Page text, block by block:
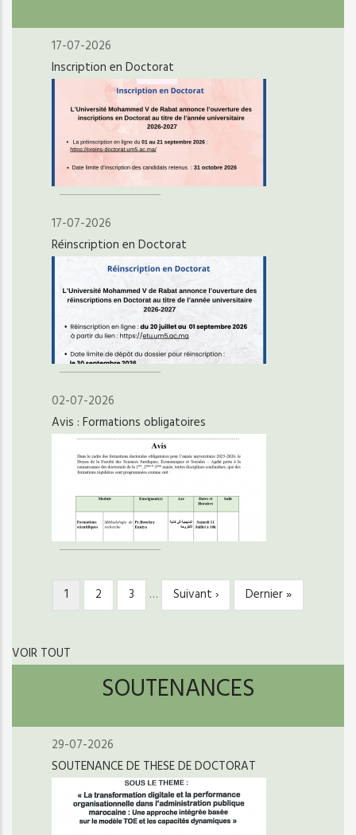
17-07-2026
Inscription en Doctorat
17-07-2026
Réinscription en Doctorat
02-07-2026
Avis : Formations obligatoires
PAGINATION
Page
courante
1 Page
2 Page
3 …
Page
suivante
Suivant ›
Dernière
page
Dernier »
VOIR TOUT
SOUTENANCES
29-07-2026
SOUTENANCE DE THESE DE DOCTORAT